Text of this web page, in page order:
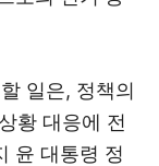
일은, 정책의
황 대응에 전
윤 대통령 정